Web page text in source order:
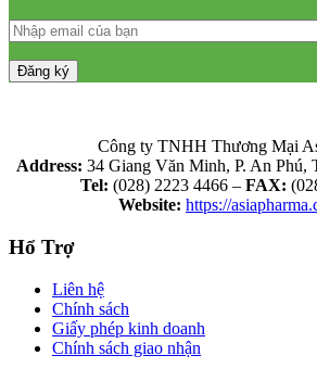
Công ty TNHH Thương Mại
Address: 34 Giang Văn Minh, P. An
Tel: (028) 2223 4466 – FAX:
Website: https://
Hổ Trợ
Liên hệ
Chính sách
Giấy phép kinh doanh
Chính sách giao nhận